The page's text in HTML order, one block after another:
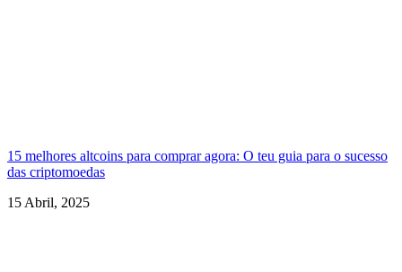
15 melhores altcoins para comprar agora: O teu guia para o sucesso
das criptomoedas
15 Abril, 2025